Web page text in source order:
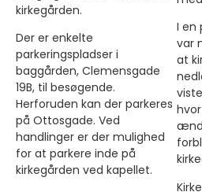
kirkegården.
Der er enkelte
parkeringspladser i
baggården, Clemensgade
19B, til besøgende.
Herforuden kan der parkeres
på Ottosgade. Ved
handlinger er der mulighed
for at parkere inde på
kirkegården ved kapellet.
I en
var
at